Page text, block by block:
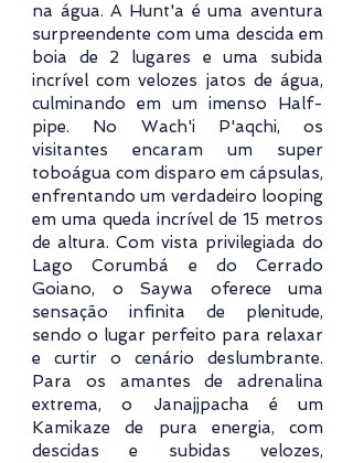
na água. A Hunt'a é uma aventura
surpreendente com uma descida em
boia de 2 lugares e uma subida
incrível com velozes jatos de água,
culminando em um imenso Half-
pipe. No Wach'i P'aqchi, os
visitantes encaram um super
toboágua com disparo em cápsulas,
enfrentando um verdadeiro looping
em uma queda incrível de 15 metros
de altura. Com vista privilegiada do
Lago Corumbá e do Cerrado
Goiano, o Saywa oferece uma
sensação infinita de plenitude,
sendo o lugar perfeito para relaxar
e curtir o cenário deslumbrante.
Para os amantes de adrenalina
extrema, o Janajjpacha é um
Kamikaze de pura energia, com
descidas e subidas velozes,